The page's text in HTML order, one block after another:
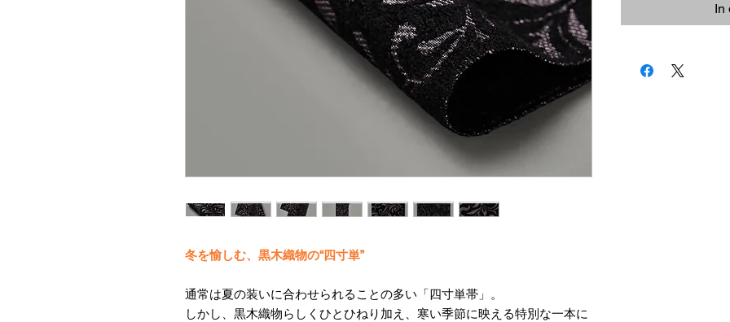
冬を愉しむ、黒木織物の“四寸単”
通常は夏の装いに合わせられることの多い「四寸単帯」。
しかし、黒木織物らしくひとひねり加え、寒い季節に映える特別な一本に
In